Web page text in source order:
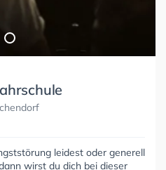
leidest oder generell
wirst du dich bei dieser